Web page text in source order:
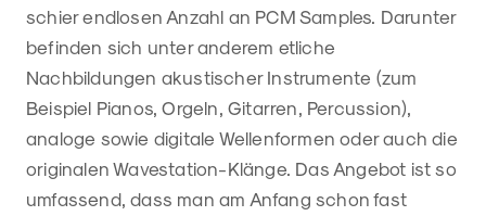
schier endlosen Anzahl an PCM Samples. Darunter
befinden sich unter anderem etliche
Nachbildungen akustischer Instrumente (zum
Beispiel Pianos, Orgeln, Gitarren, Percussion),
analoge sowie digitale Wellenformen oder auch die
originalen Wavestation-Klänge. Das Angebot ist so
umfassend, dass man am Anfang schon fast